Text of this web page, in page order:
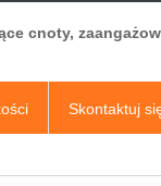
cnoty,
Skontaktuj